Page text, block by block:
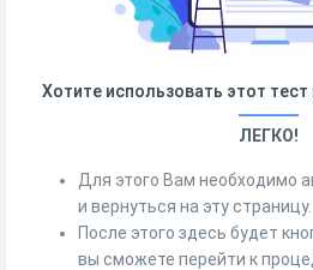
Хотите использовать этот
ЛЕГКО!
Для этого Вам необходимо
и вернуться на эту страницу.
После этого здесь будет
вы сможете перейти к